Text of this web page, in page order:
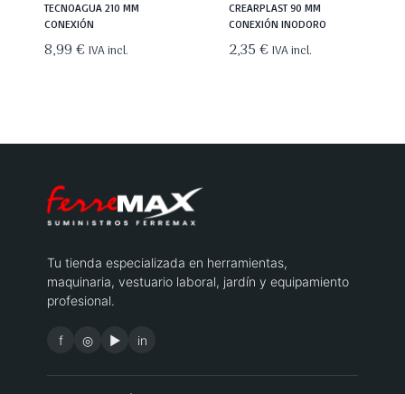
TECNOAGUA 210 MM
CONEXIÓN
8,99€ IVA incl.
CREARPLAST 90 MM
CONEXIÓN INODORO
2,35€ IVA incl.
Tu tienda especializada en herramientas,
maquinaria, vestuario laboral, jardín y equipamiento
profesional.
f ◎ ▶ in